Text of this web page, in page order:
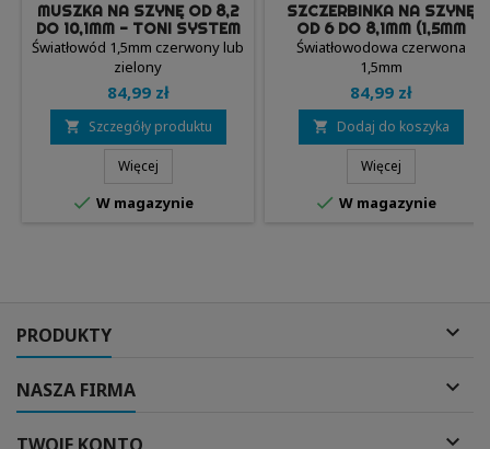
MUSZKA NA SZYNĘ OD 8,2
DO 10,1MM - TONI SYSTEM
Światłowód 1,5mm czerwony lub
zielony
84,99 zł
 Szczegóły produktu
Więcej
 W magazynie
SZCZERBINKA NA SZYNĘ
OD 6 DO 8,1MM (1,5MM
CZERWONA) - TONI
SYSTEM
Światłowodowa czerwona
1,5mm
84,99 zł
 Dodaj do koszyka
Więcej
 W magazynie
PRODUKTY 
NASZA FIRMA 
